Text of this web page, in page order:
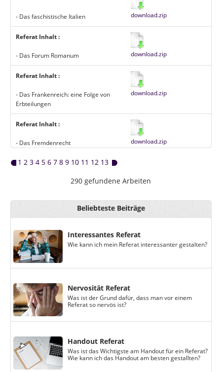
- Das faschistische Italien download.zip
Referat Inhalt :
- Das Forum Romanum download.zip
Referat Inhalt :
- Das Frankenreich: eine Folge von
Erbteilungen
download.zip
Referat Inhalt :
- Das Fremdenrecht download.zip
1 234 56789 10 11 12 13
290 gefundene Arbeiten
Beliebteste Beiträge
Interessantes Referat
Wie kann ich mein Referat interessanter gestalten?
Nervosität Referat
Was ist der Grund dafür, dass man vor einem
Referat so nervös ist?
Handout Referat
Was ist das Wichtigste am Handout für ein Referat?
Wie kann ich das Handout am besten gestallten?